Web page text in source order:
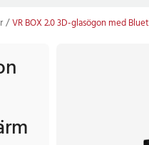
VR BOX 2.0 3D-glasögon med